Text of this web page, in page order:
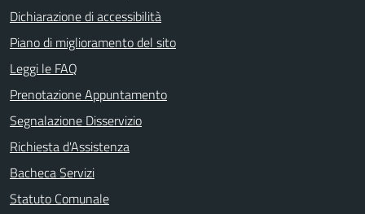
Dichiarazione di accessibilità
Piano di miglioramento del sito
Leggi le FAQ
Prenotazione Appuntamento
Segnalazione Disservizio
Richiesta d'Assistenza
Bacheca Servizi
Statuto Comunale